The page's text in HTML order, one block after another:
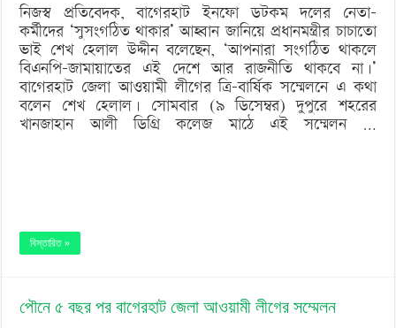
নিজস্ব প্রতিবেদক, বাগেরহাট ইনফো ডটকম দলের নেতা-
কর্মীদের ‘সুসংগঠিত থাকার’ আহ্বান জানিয়ে প্রধানমন্ত্রীর চাচাতো
ভাই শেখ হেলাল উদ্দীন বলেছেন, ‘আপনারা সংগঠিত থাকলে
বিএনপি-জামায়াতের এই দেশে আর রাজনীতি থাকবে না।’
বাগেরহাট জেলা আওয়ামী লীগের ত্রি-বার্ষিক সম্মেলনে এ কথা
বলেন শেখ হেলাল। সোমবার (৯ ডিসেম্বর) দুপুরে শহরের
খানজাহান আলী ডিগ্রি কলেজ মাঠে এই সম্মেলন …
বিস্তারিত »
পৌনে ৫ বছর পর বাগেরহাট জেলা আওয়ামী লীগের সম্মেলন